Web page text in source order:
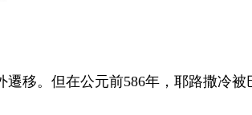
遷移。但在公元前586年，耶路撒冷被